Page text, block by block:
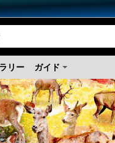
リー ガイド